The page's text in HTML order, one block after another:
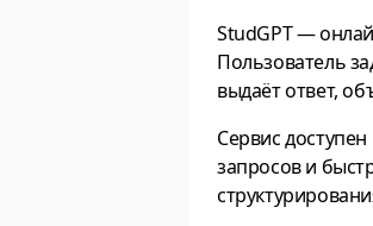
StudGPT —
Пользователь
выдаёт ответ,
Сервис
запросов и